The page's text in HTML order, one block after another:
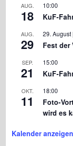
AUG.
18
10:00
KuF-
AUG.
29
29. August
Fest der
SEP.
21
15:00
KuF-
OKT.
11
18:00
Foto-
wird es
Kalender anzeigen